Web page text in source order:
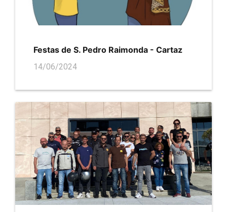
Festas de S. Pedro Raimonda - Cartaz
14/06/2024